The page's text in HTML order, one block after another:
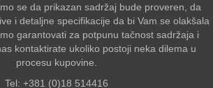
se da prikazan sadržaj bude proveren, da
i detaljne specifikacije da bi Vam se olakšala
garantovati za potpunu tačnost sadržaja i
kontaktirate ukoliko postoji neka dilema u
procesu kupovine.
Tel: +381 (0)18 514416